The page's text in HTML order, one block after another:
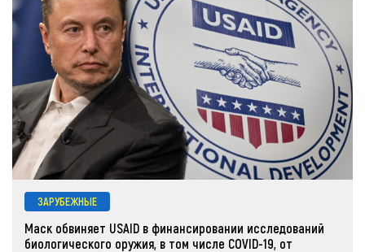
ЗАРУБЕЖНЫЕ
Маск обвиняет USAID в финансировании исследований
биологического оружия, в том числе COVID-19, от